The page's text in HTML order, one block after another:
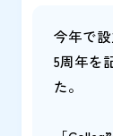
今年で設
5周年を
た。